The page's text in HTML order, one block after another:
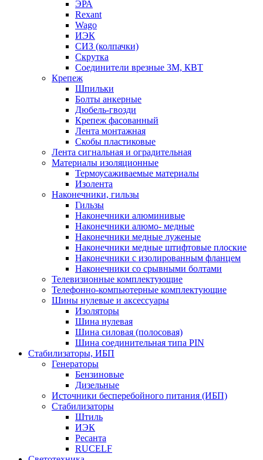
ЭРА
Rexant
Wago
ИЭК
СИЗ (колпачки)
Скрутка
Соединители врезные 3M, КВТ
Крепеж
Шпильки
Болты анкерные
Дюбель-гвозди
Крепеж фасованный
Лента монтажная
Скобы пластиковые
Лента сигнальная и оградительная
Материалы изоляционные
Термоусаживаемые матeриалы
Изолента
Наконечники, гильзы
Гильзы
Наконечники алюминивые
Наконечники алюмо- медные
Наконечники медные луженые
Наконечники медные штифтовые плоские
Наконечники с изолированным фланцем
Наконечники со срывными болтами
Телевизионные комплектующие
Телефонно-компьютерные комплектующие
Шины нулевые и аксессуары
Изоляторы
Шина нулевая
Шина силовая (полосовая)
Шина соединительная типа PIN
Стабилизаторы, ИБП
Генераторы
Бензиновые
Дизельные
Источники бесперебойного питания (ИБП)
Стабилизаторы
Штиль
ИЭК
Ресанта
RUCELF